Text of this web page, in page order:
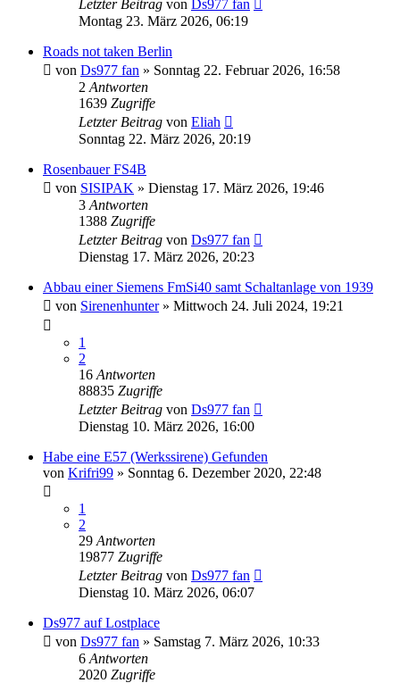
Letzter Beitrag von
Ds977 fan
Montag 23. März 2026, 06:19
Roads not taken Berlin
von Ds977 fan » Sonntag 22. Februar 2026, 16:58
2 Antworten
1639 Zugriffe
Letzter Beitrag von Eliah
Sonntag 22. März 2026, 20:19
Rosenbauer FS4B
von SISIPAK » Dienstag 17. März 2026, 19:46
3 Antworten
1388 Zugriffe
Letzter Beitrag von Ds977 fan
Dienstag 17. März 2026, 20:23
Abbau einer Siemens FmSi40 samt Schaltanlage von 1939
von Sirenenhunter» Mittwoch 24. Juli 2024, 19:21
1
2
16 Antworten
88835 Zugriffe
Letzter Beitrag von Ds977 fan
Dienstag 10. März 2026, 16:00
Habe eine E57 (Werkssirene) Gefunden
von Krifri99 » Sonntag 6. Dezember 2020, 22:48
1
2
29 Antworten
19877 Zugriffe
Letzter Beitrag von Ds977 fan
Dienstag 10. März 2026, 06:07
Ds977 auf Lostplace
von Ds977 fan » Samstag 7. März 2026, 10:33
6 Antworten
2020 Zugriffe